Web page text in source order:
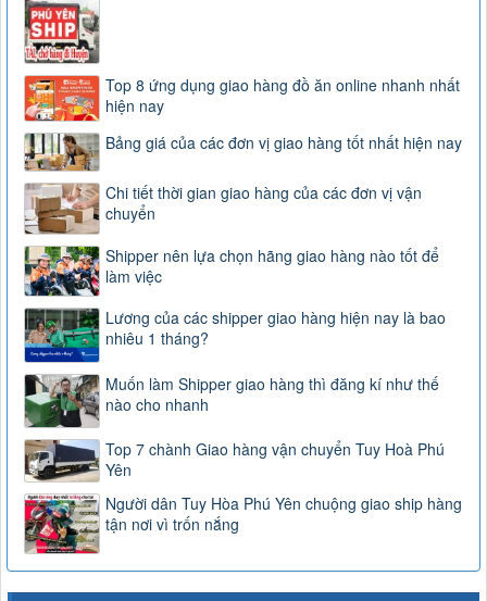
Top 8 ứng dụng giao hàng đồ ăn online nhanh nhất
hiện nay
Bảng giá của các đơn vị giao hàng tốt nhất hiện nay
Chi tiết thời gian giao hàng của các đơn vị vận
chuyển
Shipper nên lựa chọn hãng giao hàng nào tốt để
làm việc
Lương của các shipper giao hàng hiện nay là bao
nhiêu 1 tháng?
Muốn làm Shipper giao hàng thì đăng kí như thế
nào cho nhanh
Top 7 chành Giao hàng vận chuyển Tuy Hoà Phú
Yên
Người dân Tuy Hòa Phú Yên chuộng giao ship hàng
tận nơi vì trốn nắng